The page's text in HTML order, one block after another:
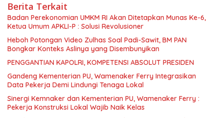
Berita Terkait
Badan Perekonomian UMKM RI Akan Ditetapkan Munas Ke-6,
Ketua Umum APKLI-P : Solusi Revolusioner
Heboh Potongan Video Zulhas Soal Padi-Sawit, BM PAN
Bongkar Konteks Aslinya yang Disembunyikan
PENGGANTIAN KAPOLRI, KOMPETENSI ABSOLUT PRESIDEN
Gandeng Kementerian PU, Wamenaker Ferry Integrasikan
Data Pekerja Demi Lindungi Tenaga Lokal
Sinergi Kemnaker dan Kementerian PU, Wamenaker Ferry :
Pekerja Konstruksi Lokal Wajib Naik Kelas